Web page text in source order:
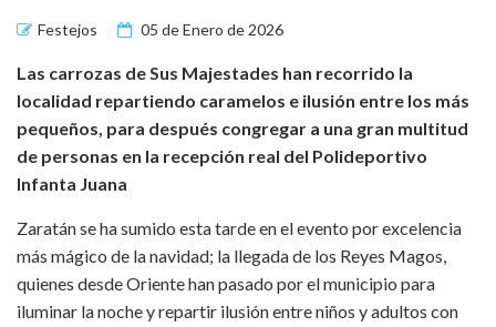
Festejos 05 de Enero de 2026
Las carrozas de Sus Majestades han recorrido la
localidad repartiendo caramelos e ilusión entre los más
pequeños, para después congregar a una gran multitud
de personas en la recepción real del Polideportivo
Infanta Juana
Zaratán se ha sumido esta tarde en el evento por excelencia
más mágico de la navidad; la llegada de los Reyes Magos,
quienes desde Oriente han pasado por el municipio para
iluminar la noche y repartir ilusión entre niños y adultos con